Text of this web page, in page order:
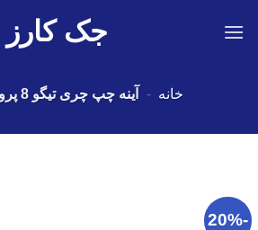
جک کارز
خانه - آینه چپ چری تیگو 8 پرو,8 پرومکس
-20%